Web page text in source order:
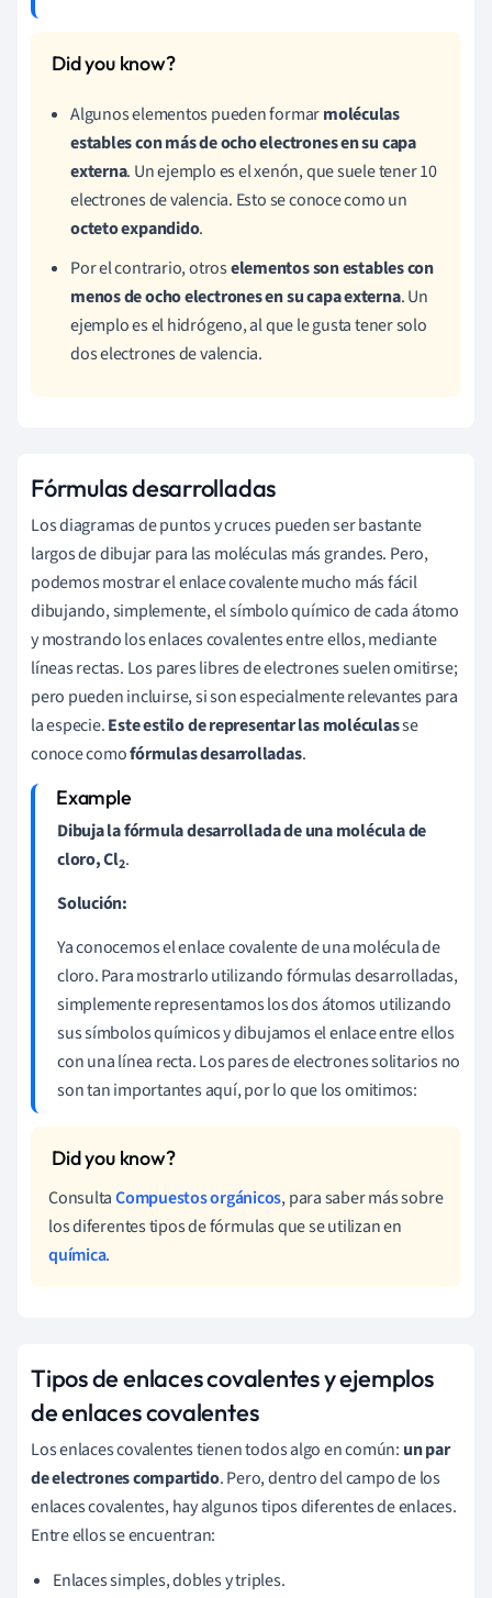
Algunos elementos pueden formarmoléculas
estables con más de ocho electrones en su capa
externa. Un ejemplo es el xenón, que suele tener 10
electrones de valencia. Esto se conoce como un
octeto expandido.
Por el contrario, otroselementos son estables con
menos de ocho electrones en su capa externa. Un
ejemplo es el hidrógeno, al que le gusta tener solo
dos electrones de valencia.
Fórmulas desarrolladas
Los diagramas de puntos y cruces pueden ser bastante
largos de dibujar para las moléculas más grandes. Pero,
podemos mostrar el enlace covalente mucho más fácil
dibujando, simplemente, el símbolo químico de cada átomo
y mostrando los enlaces covalentes entre ellos, mediante
líneas rectas. Los pares libres de electrones suelen omitirse;
pero pueden incluirse, si son especialmente relevantes para
la especie.Este estilo de representar las moléculasse
conoce comofórmulas desarrolladas.
Dibuja la fórmula desarrollada de una molécula de
cloro, Cl2.
Solución:
Ya conocemos el enlace covalente de una molécula de
cloro. Para mostrarlo utilizando fórmulas desarrolladas,
simplemente representamos los dos átomos utilizando
sus símbolos químicos y dibujamos el enlace entre ellos
con una línea recta. Los pares de electrones solitarios no
son tan importantes aquí, por lo que los omitimos:
ConsultaCompuestos orgánicos, para saber más sobre
los diferentes tipos de fórmulas que se utilizan en
química.
Tipos de enlaces covalentes y ejemplos
de enlaces covalentes
Los enlaces covalentes tienen todos algo en común: un par
de electrones compartido. Pero, dentro del campo de los
enlaces covalentes, hay algunos tipos diferentes de enlaces.
Entre ellos se encuentran:
Enlaces simples, dobles y triples.